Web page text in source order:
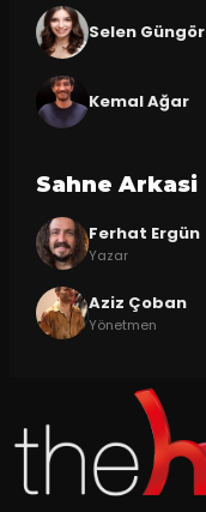
Selen Güngör
Kemal Ağar
Sahne Arkasi
Ferhat Ergün
Yazar
Aziz Çoban
Yönetmen